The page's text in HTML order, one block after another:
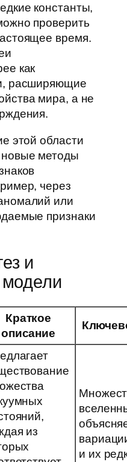
константы,
проверить
время.
как
расширяющие
мира, а не
этой области
новые методы
через
или
признаки
и
модели
Краткое
описание
из
и их